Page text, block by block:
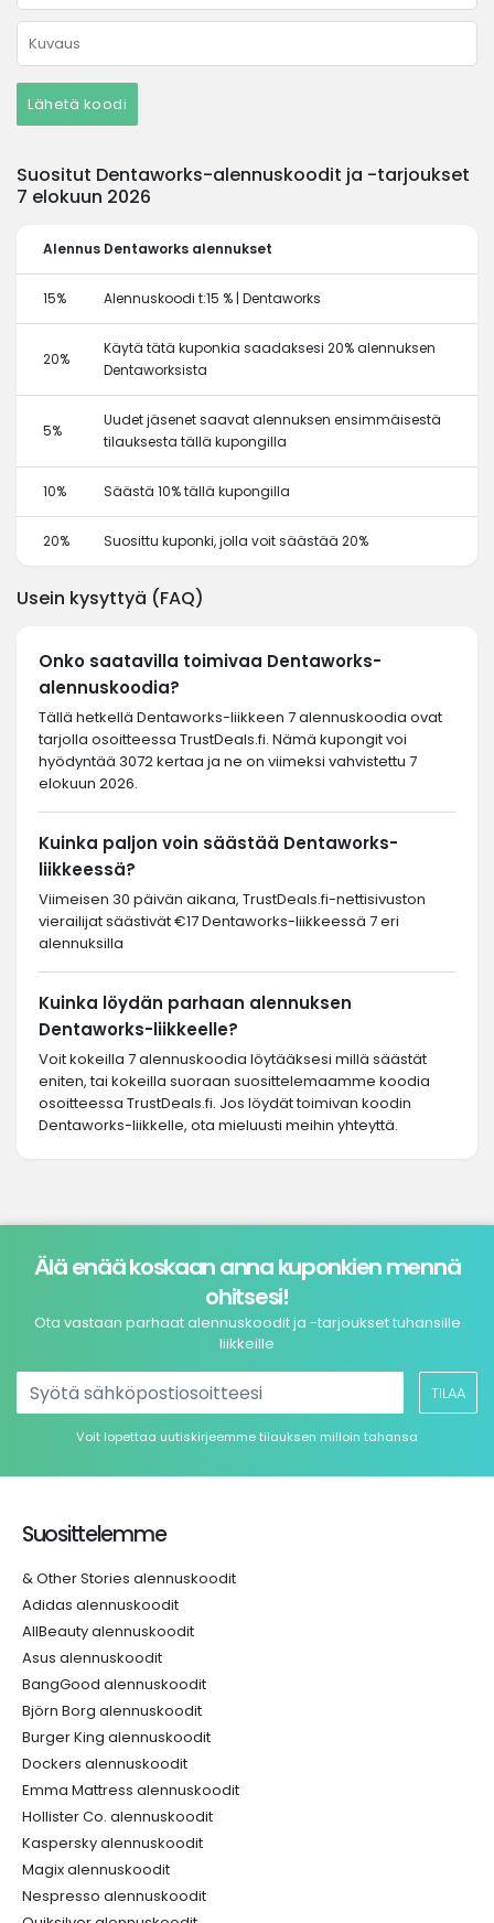
Lähetä koodi
Suositut Dentaworks-alennuskoodit ja -tarjoukset
7 elokuun 2026
Alennus Dentaworks alennukset
15% Alennuskoodi t:15 % | Dentaworks
20%
Käytä tätä kuponkia saadaksesi 20% alennuksen
Dentaworksista
5%
Uudet jäsenet saavat alennuksen ensimmäisestä
tilauksesta tällä kupongilla
10% Säästä 10% tällä kupongilla
20% Suosittu kuponki, jolla voit säästää 20%
Usein kysyttyä (FAQ)
Onko saatavilla toimivaa Dentaworks-
alennuskoodia?
Tällä hetkellä Dentaworks-liikkeen 7 alennuskoodia ovat
tarjolla osoitteessa TrustDeals.fi. Nämä kupongit voi
hyödyntää 3072 kertaa ja ne on viimeksi vahvistettu 7
elokuun 2026.
Kuinka paljon voin säästää Dentaworks-
liikkeessä?
Viimeisen 30 päivän aikana, TrustDeals.fi-nettisivuston
vierailijat säästivät €17 Dentaworks-liikkeessä 7 eri
alennuksilla
Kuinka löydän parhaan alennuksen
Dentaworks-liikkeelle?
Voit kokeilla 7 alennuskoodia löytääksesi millä säästät
eniten, tai kokeilla suoraan suosittelemaamme koodia
osoitteessa TrustDeals.fi. Jos löydät toimivan koodin
Dentaworks-liikkelle, ota mieluusti meihin yhteyttä.
Älä enää koskaan anna kuponkien mennä
ohitsesi!
Ota vastaan parhaat alennuskoodit ja -tarjoukset tuhansille
liikkeille
TILAA
Voit lopettaa uutiskirjeemme tilauksen milloin tahansa
Suosittelemme
& Other Stories alennuskoodit
Adidas alennuskoodit
AllBeauty alennuskoodit
Asus alennuskoodit
BangGood alennuskoodit
Björn Borg alennuskoodit
Burger King alennuskoodit
Dockers alennuskoodit
Emma Mattress alennuskoodit
Hollister Co. alennuskoodit
Kaspersky alennuskoodit
Magix alennuskoodit
Nespresso alennuskoodit